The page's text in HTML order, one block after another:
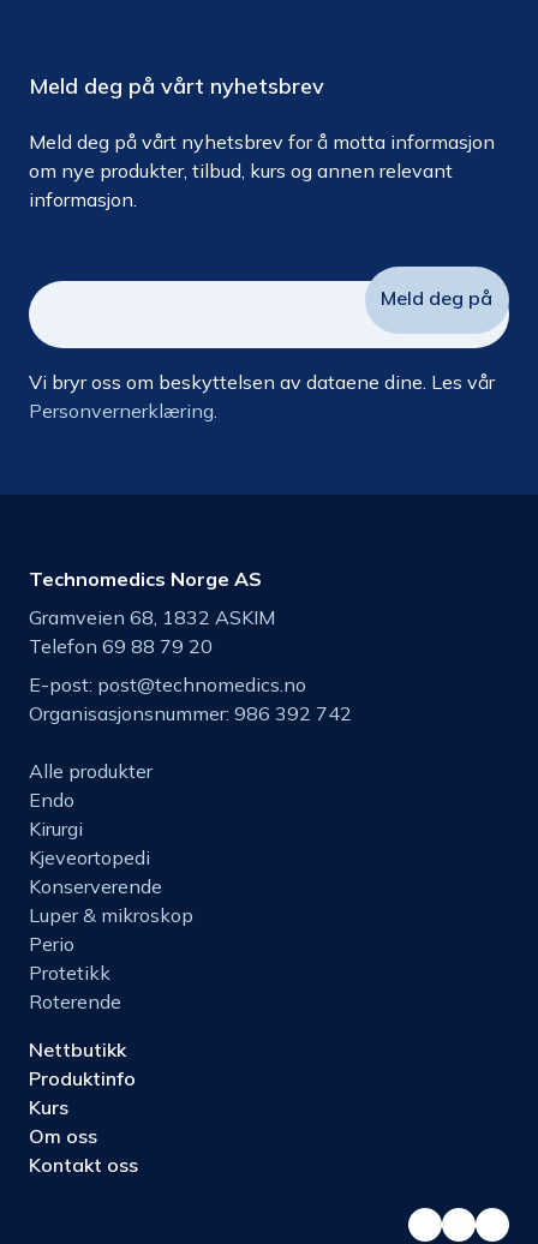
Meld deg på vårt nyhetsbrev
Meld deg på vårt nyhetsbrev for å motta informasjon
om nye produkter, tilbud, kurs og annen relevant
informasjon.
Vi bryr oss om beskyttelsen av dataene dine. Les vår
Personvernerklæring.
Technomedics Norge AS
Gramveien 68, 1832 ASKIM
Telefon 69 88 79 20
E-post: post@technomedics.no
Organisasjonsnummer: 986 392 742
Alle produkter
Endo
Kirurgi
Kjeveortopedi
Konserverende
Luper & mikroskop
Perio
Protetikk
Roterende
Nettbutikk
Produktinfo
Kurs
Om oss
Kontakt oss